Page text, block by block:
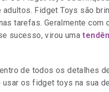
adultos. Fidget Toys são
tarefas. Geralmente
sucesso, virou uma
de todos os detalhes
usar os fidget toys na sua